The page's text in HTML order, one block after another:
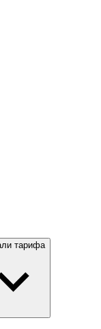
тарифа